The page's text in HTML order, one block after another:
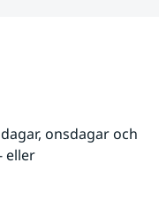
onsdagar och
eller